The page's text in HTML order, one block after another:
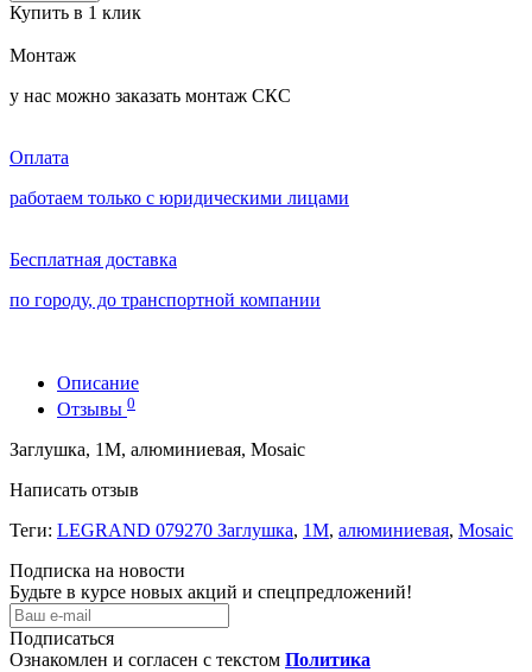
Купить в 1 клик
Монтаж
у нас можно заказать монтаж СКС
Оплата
работаем только с юридическими лицами
Бесплатная доставка
по городу, до транспортной компании
Описание
Отзывы 0
Заглушка, 1М, алюминиевая, Mosaic
Написать отзыв
Теги: LEGRAND 079270 Заглушка, 1М, алюминиевая, Mosaic
Подписка на новости
Будьте в курсе новых акций и спецпредложений!
Подписаться
Ознакомлен и согласен с текстом Политика